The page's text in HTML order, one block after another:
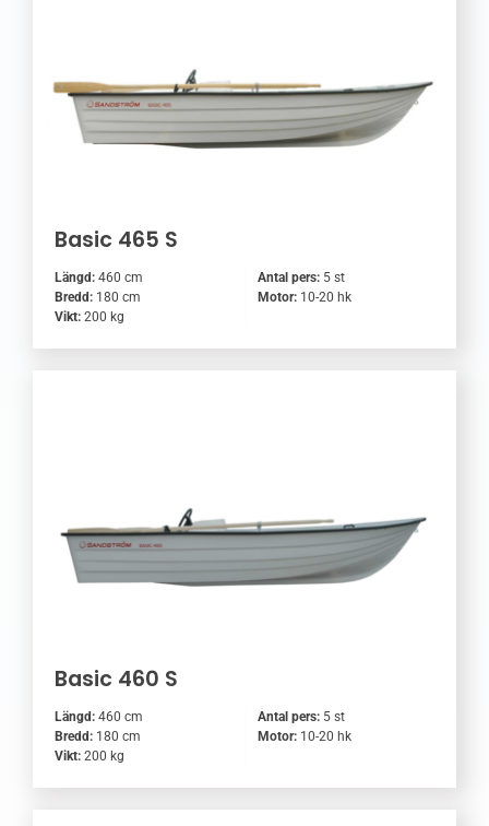
Basic 465 S
Längd:460 cm
Bredd:180 cm
Vikt:200 kg
Antal pers: 5 st
Motor: 10-20 hk
Basic 460 S
Längd:460 cm
Bredd:180 cm
Vikt:200 kg
Antal pers: 5 st
Motor: 10-20 hk